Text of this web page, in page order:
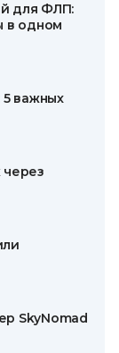
для ФЛП:
в одном
5 важных
через
SkyNomad